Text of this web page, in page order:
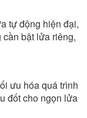
tự động hiện đại,
bật lửa riêng,
ưu hóa quá trình
đốt cho ngọn lửa